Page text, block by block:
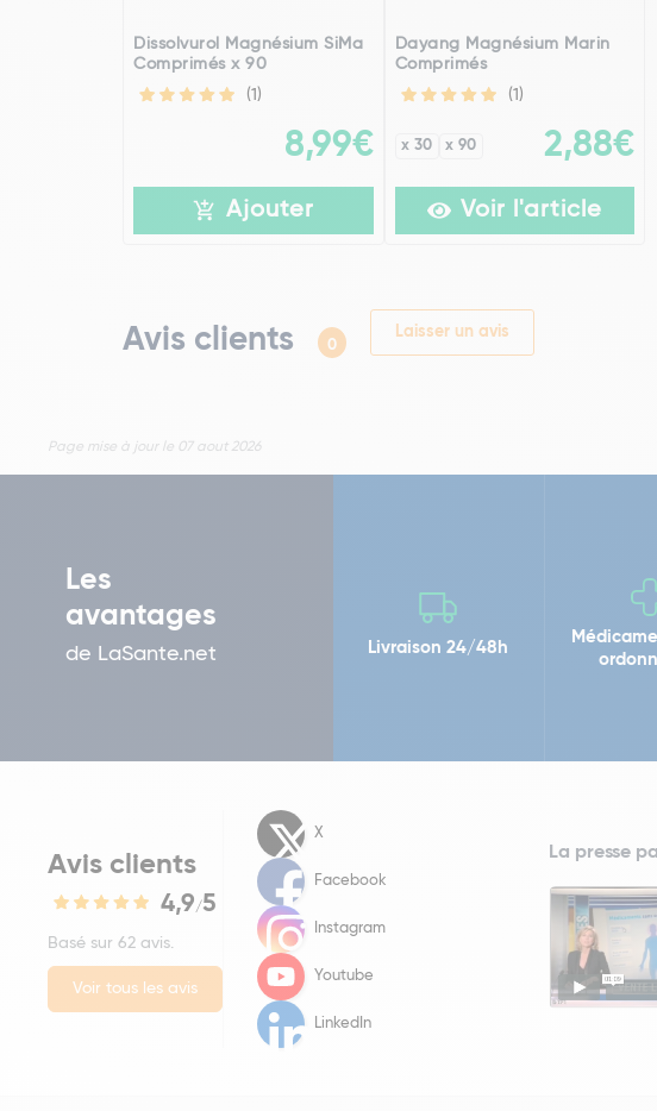
Dissolvurol Magnésium SiMa
Comprimés x 90
(1)
8,99€
Ajouter
Dayang Magnésium Marin
Comprimés
(1)
x 30 x 90 2,88€
Voir l'article
Avis clients 0
Laisser un avis
Page mise à jour le 07 aout 2026
Les
avantages
de LaSante.net Livraison 24/48h
Avis clients
4,9/5
Basé sur 62 avis.
Voir tous les avis
X
Facebook
Instagram
Youtube
LinkedIn
La presse